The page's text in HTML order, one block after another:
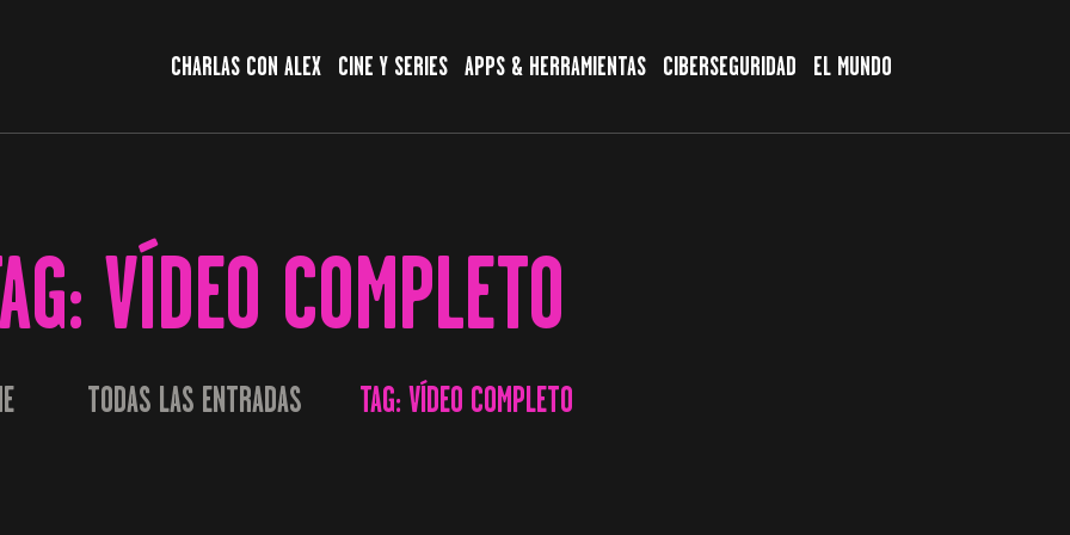
CHARLAS CON ALEX CINE Y SERIES APPS & HERRAMIENTAS CIBERSEGURIDAD EL MUNDO
VÍDEO COMPLETO
TODAS LAS ENTRADAS TAG: VÍDEO COMPLETO
CINE Y SERIES
APPS & HERRAMIENTAS
EL MUNDO